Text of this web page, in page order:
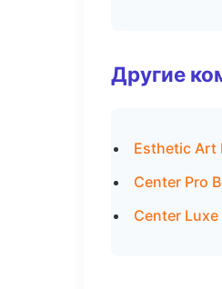
Другие
Esthetic Art
Center Pro
Center